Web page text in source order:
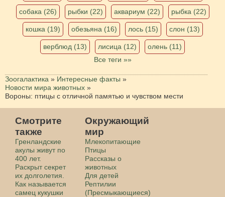
собака (26) рыбки (22) аквариум (22) рыбка (22)
кошка (19) обезьяна (16) лось (15) слон (13)
верблюд (13) лисица (12)
олень (11)
Все теги »»
Зоогалактика » Интересные факты »
Новости мира животных »
Вороны: птицы с отличной памятью и чувством мести
Смотрите
также
Гренландские
акулы живут по
400 лет.
Раскрыт секрет
их долголетия.
Как называется
самец кукушки
Окружающий
мир
Млекопитающие
Птицы
Рассказы о
животных
Для детей
Рептилии
(Пресмыкающиеся)